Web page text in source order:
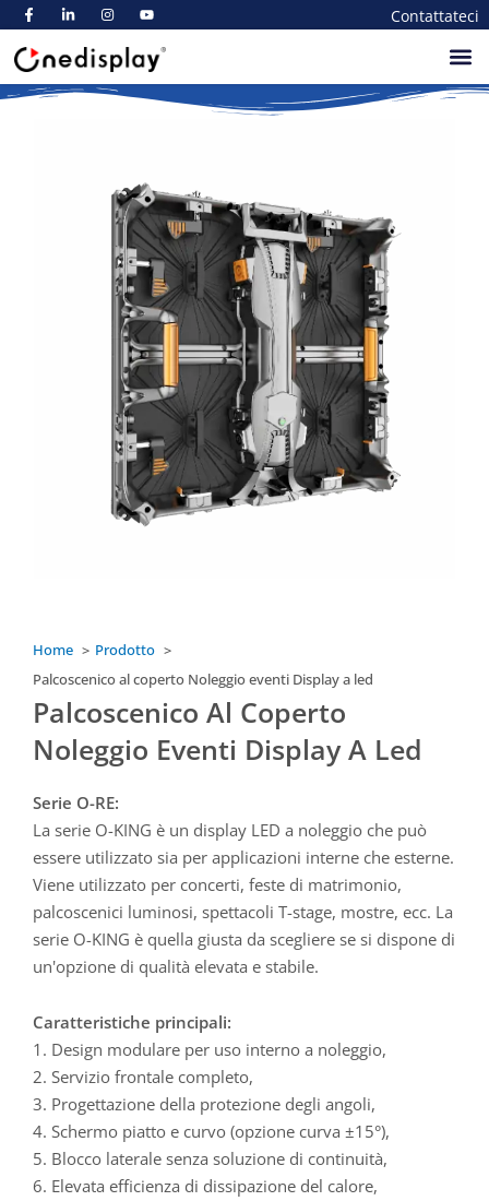
Contattateci
Home
Prodotto
Palcoscenico al coperto Noleggio eventi Display a led
Palcoscenico Al Coperto
Noleggio Eventi Display A Led
Serie O-RE:
La serie O-KING è un display LED a noleggio che può
essere utilizzato sia per applicazioni interne che esterne.
Viene utilizzato per concerti, feste di matrimonio,
palcoscenici luminosi, spettacoli T-stage, mostre, ecc. La
serie O-KING è quella giusta da scegliere se si dispone di
un'opzione di qualità elevata e stabile.
Caratteristiche principali:
1. Design modulare per uso interno a noleggio,
2. Servizio frontale completo,
3. Progettazione della protezione degli angoli,
4. Schermo piatto e curvo (opzione curva ±15°),
5. Blocco laterale senza soluzione di continuità,
6. Elevata efficienza di dissipazione del calore,